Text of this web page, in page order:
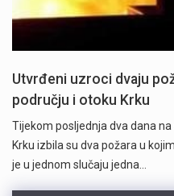
Utvrđeni uzroci dvaju
području i otoku Krku
Tijekom posljednja dva dana
Krku izbila su dva požara u
je u jednom slučaju jedna…